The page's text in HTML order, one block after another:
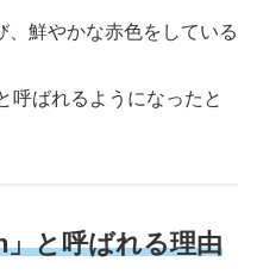
、鮮やかな赤色をしている
呼ばれるようになったと
と呼ばれる理由